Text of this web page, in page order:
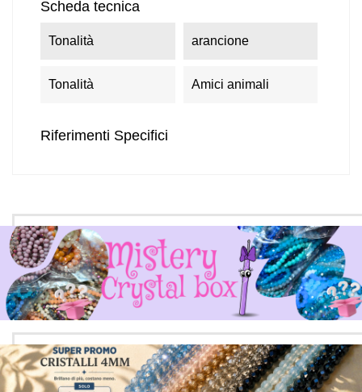
Scheda tecnica
Tonalità arancione
Tonalità Amici animali
Riferimenti Specifici